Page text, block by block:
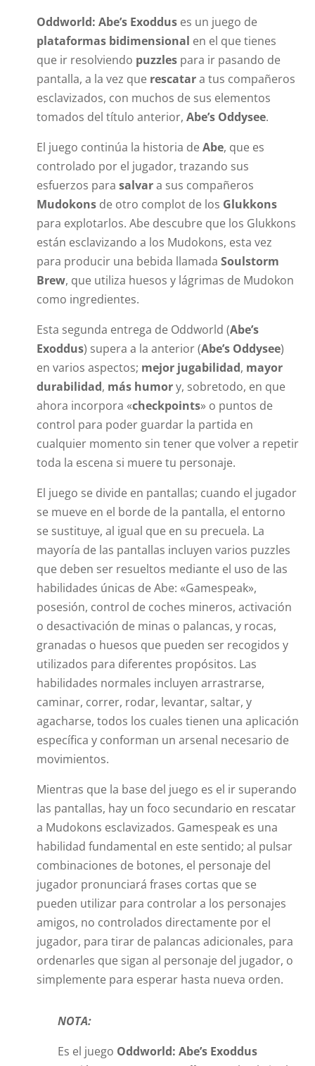
Oddworld: Abe’s Exoddus es un juego de
plataformas bidimensional en el que tienes
que ir resolviendo puzzles para ir pasando de
pantalla, a la vez que rescatara tus compañeros
esclavizados, con muchos de sus elementos
tomados del título anterior,Abe’s Oddysee.
El juego continúa la historia deAbe, que es
controlado por el jugador, trazando sus
esfuerzos parasalvara sus compañeros
Mudokons de otro complot de los Glukkons
para explotarlos. Abe descubre que los Glukkons
están esclavizando a los Mudokons, esta vez
para producir una bebida llamadaSoulstorm
Brew, que utiliza huesos y lágrimas de Mudokon
como ingredientes.
Esta segunda entrega de Oddworld (Abe’s
Exoddus) supera a la anterior (Abe’s Oddysee)
en varios aspectos; mejor jugabilidad, mayor
durabilidad, más humory, sobretodo, en que
ahora incorpora «checkpoints» o puntos de
control para poder guardar la partida en
cualquier momento sin tener que volver a repetir
toda la escena si muere tu personaje.
El juego se divide en pantallas; cuando el jugador
se mueve en el borde de la pantalla, el entorno
se sustituye, al igual que en su precuela. La
mayoría de las pantallas incluyen varios puzzles
que deben ser resueltos mediante el uso de las
habilidades únicas de Abe: «Gamespeak»,
posesión, control de coches mineros, activación
o desactivación de minas o palancas, y rocas,
granadas o huesos que pueden ser recogidos y
utilizados para diferentes propósitos. Las
habilidades normales incluyen arrastrarse,
caminar, correr, rodar, levantar, saltar, y
agacharse, todos los cuales tienen una aplicación
específica y conforman un arsenal necesario de
movimientos.
Mientras que la base del juego es el ir superando
las pantallas, hay un foco secundario en rescatar
a Mudokons esclavizados. Gamespeak es una
habilidad fundamental en este sentido; al pulsar
combinaciones de botones, el personaje del
jugador pronunciará frases cortas que se
pueden utilizar para controlar a los personajes
amigos, no controlados directamente por el
jugador, para tirar de palancas adicionales, para
ordenarles que sigan al personaje del jugador, o
simplemente para esperar hasta nueva orden.
NOTA:
Es el juego Oddworld: Abe’s Exoddus